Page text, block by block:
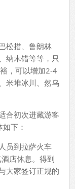
松措、鲁朗林
纳木错等等，只
，可以增加2-4
米堆冰川、然乌
合初次进藏游客
下：
员到拉萨火车
店休息。得到
大家签订正规的